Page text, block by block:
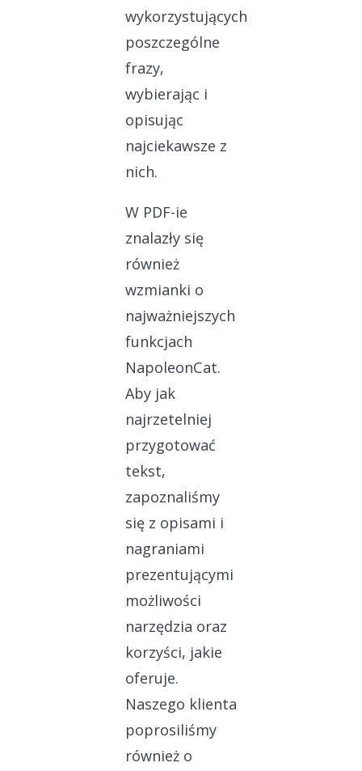
wykorzystujących
poszczególne
frazy,
wybierając i
opisując
najciekawsze z
nich.
W PDF-ie
znalazły się
również
wzmianki o
najważniejszych
funkcjach
NapoleonCat.
Aby jak
najrzetelniej
przygotować
tekst,
zapoznaliśmy
się z opisami i
nagraniami
prezentującymi
możliwości
narzędzia oraz
korzyści, jakie
oferuje.
Naszego klienta
poprosiliśmy
również o